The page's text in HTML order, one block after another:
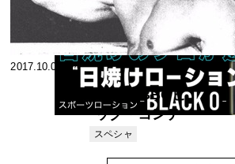
2017.10.07
1972WBBGビ
ッグ・コンテ
スト ティー
スペシャ